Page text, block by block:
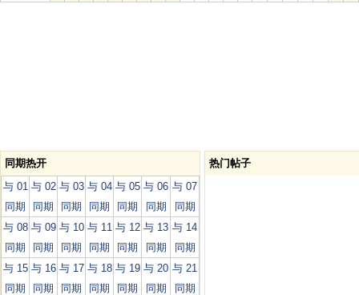
同期热开
与 01
同期
与 02
同期
与 03
同期
与 04
同期
与 05
同期
与 06
同期
与 07
同期
与 08
同期
与 09
同期
与 10
同期
与 11
同期
与 12
同期
与 13
同期
与 14
同期
与 15
同期
与 16
同期
与 17
同期
与 18
同期
与 19
同期
与 20
同期
与 21
同期
热门帖子